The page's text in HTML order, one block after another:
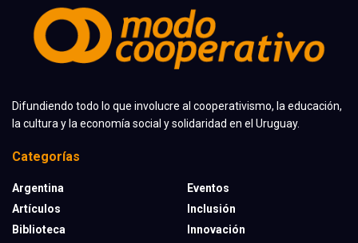
Difundiendo todo lo que involucre al cooperativismo, la educación,
la cultura y la economía social y solidaridad en el Uruguay.
Categorías
Argentina
Artículos
Biblioteca
Eventos
Inclusión
Innovación